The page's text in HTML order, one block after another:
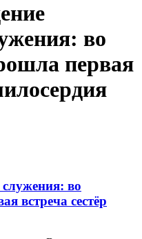
во
первая
служения: во
встреча сестёр